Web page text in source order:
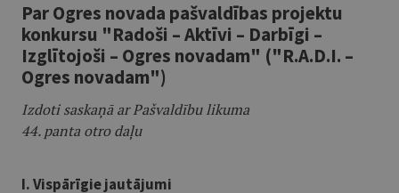
Par Ogres novada pašvaldības projektu
konkursu "Radoši – Aktīvi – Darbīgi –
Izglītojoši – Ogres novadam" ("R.A.D.I. –
Ogres novadam")
Izdoti saskaņā ar Pašvaldību likuma
44. panta otro daļu
I. Vispārīgie jautājumi